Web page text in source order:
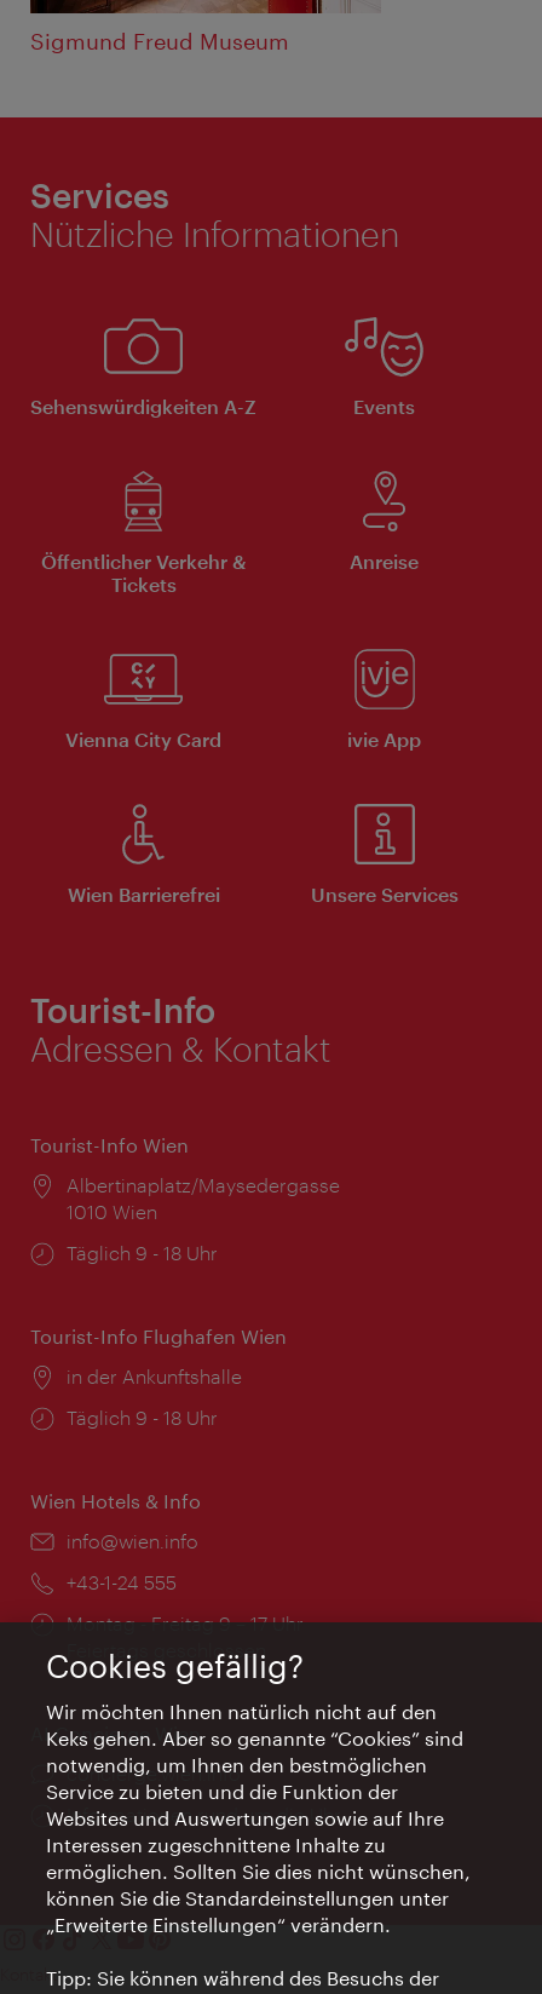
Sigmund Freud Museum
Services
Nützliche Informationen
Sehenswürdigkeiten A-Z Events
Öffentlicher Verkehr &
Tickets
Anreise
Vienna City Card ivie App
Wien Barrierefrei Unsere Services
Tourist-Info
Adressen & Kontakt
Tourist-Info Wien
Ort:
Albertinaplatz/Maysedergasse
1010 Wien
Öffnungszeiten:
Täglich 9 - 18 Uhr
Tourist-Info Flughafen Wien
Ort:
in der Ankunftshalle
Öffnungszeiten:
Täglich 9 - 18 Uhr
Wien Hotels & Info
Email:
info@wien.info
Telefon:
+43-1-24 555
Öffnungszeiten:
Montag - Freitag 9 – 17 Uhr
Feiertags geschlossen
AI Concierge Wien
Ort:
concierge.wien.info
Öffnungszeiten:
Informationen rund um die Uhr
Kontakt
Cookies gefällig?
Wir möchten Ihnen natürlich nicht auf den
Keks gehen. Aber so genannte “Cookies” sind
notwendig, um Ihnen den bestmöglichen
Service zu bieten und die Funktion der
Websites und Auswertungen sowie auf Ihre
Interessen zugeschnittene Inhalte zu
ermöglichen. Sollten Sie dies nicht wünschen,
können Sie die Standardeinstellungen unter
„Erweiterte Einstellungen“ verändern.
Tipp: Sie können während des Besuchs der